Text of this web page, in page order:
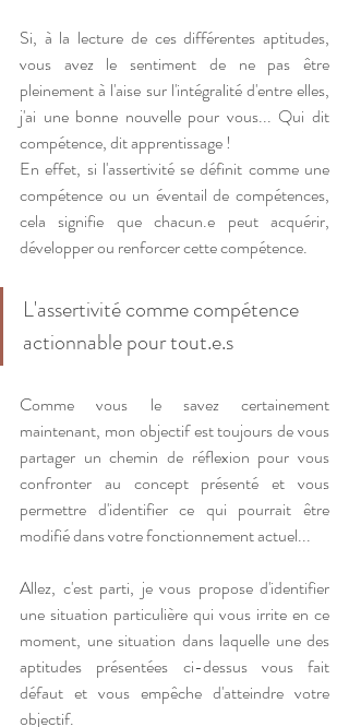
Si, à la lecture de ces différentes aptitudes,
vous avez le sentiment de ne pas être
pleinement à l'aise sur l'intégralité d'entre elles,
j'ai une bonne nouvelle pour vous... Qui dit
compétence, dit apprentissage !
En effet, si l'assertivité se définit comme une
compétence ou un éventail de compétences,
cela signifie que chacun.e peut acquérir,
développer ou renforcer cette compétence.
L'assertivité comme compétence
actionnable pour tout.e.s
Comme vous le savez certainement
maintenant, mon objectif est toujours de vous
partager un chemin de réflexion pour vous
confronter au concept présenté et vous
permettre d'identifier ce qui pourrait être
modifié dans votre fonctionnement actuel...
Allez, c'est parti, je vous propose d'identifier
une situation particulière qui vous irrite en ce
moment, une situation dans laquelle une des
aptitudes présentées ci-dessus vous fait
défaut et vous empêche d'atteindre votre
objectif.